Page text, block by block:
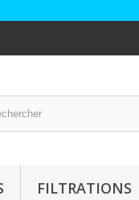
FILTRATIONS